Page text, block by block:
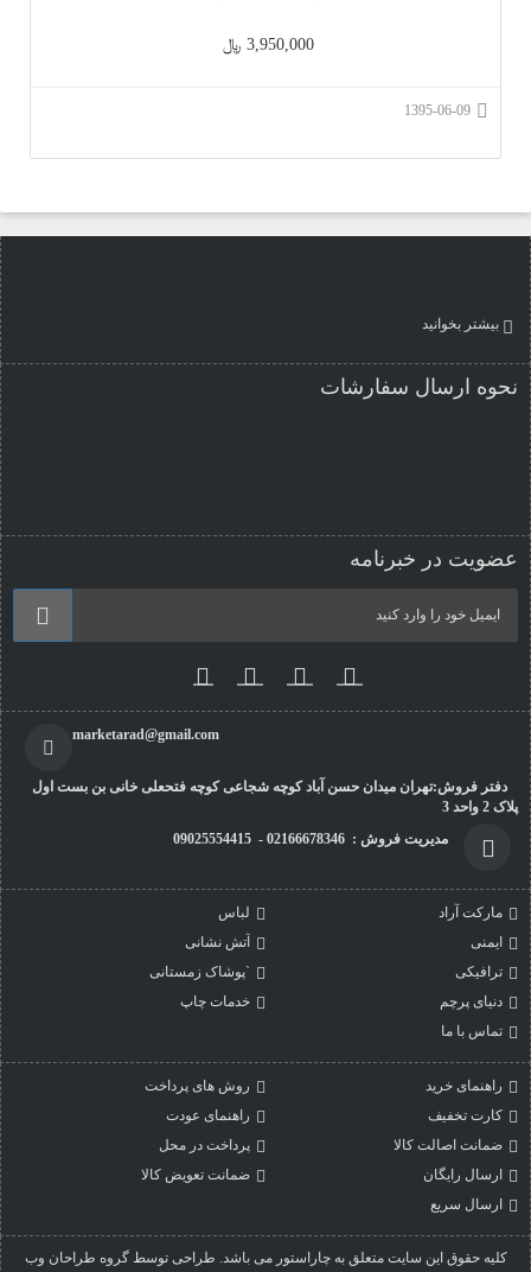
3,950,000 ﷼
1395-06-09
بیشتر بخوانید
نحوه ارسال سفارشات
عضویت در خبرنامه
marketarad@gmail.com
دفتر فروش:تهران میدان حسن آباد کوچه شجاعی کوچه فتحعلی خانی بن بست اول
پلاک 2 واحد 3
مدیریت فروش : 02166678346 - 09025554415
مارکت آراد
لباس
ایمنی
آتش نشانی
ترافیکی
`پوشاک زمستانی
دنیای پرچم
خدمات چاپ
تماس با ما
راهنمای خرید
روش های پرداخت
کارت تخفیف
راهنمای عودت
ضمانت اصالت کالا
پرداخت در محل
ارسال رایگان
ضمانت تعویض کالا
ارسال سریع
کليه حقوق اين سايت متعلق به چاراستور می باشد. طراحی توسط گروه طراحان وب